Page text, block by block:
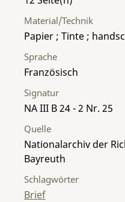
Material/Technik
Papier ; Tinte ;
Sprache
Französisch
Signatur
NA III B 24 - 2 Nr. 25
Quelle
Nationalarchiv der
Bayreuth
Schlagwörter
Brief